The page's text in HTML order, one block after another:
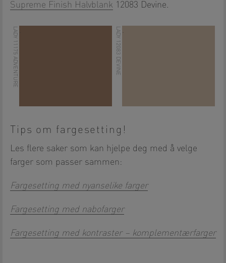
Supreme Finish Halvblank 12083 Devine.
LADY 11175 ADVENTURE LADY 12083 DEVINE .
Tips om fargesetting!
Les flere saker som kan hjelpe deg med å velge
farger som passer sammen:
Fargesetting med nyanselike farger
Fargesetting med nabofarger
Fargesetting med kontraster – komplementærfarger